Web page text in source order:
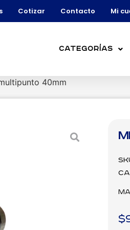
Cotizar Contacto Mi
Categorías
40mm
$